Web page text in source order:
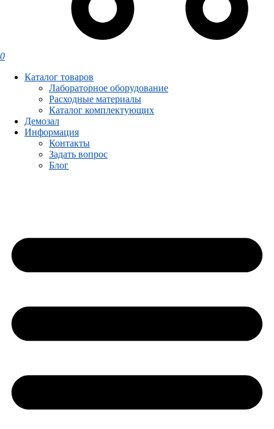
0
Каталог товаров
Лабораторное оборудование
Расходные материалы
Каталог комплектующих
Демозал
Информация
Контакты
Задать вопрос
Блог